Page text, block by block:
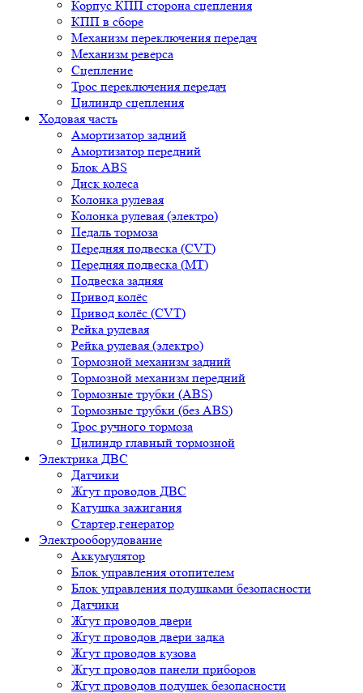
Корпус КПП сторона сцепления
КПП в сборе
Механизм переключения передач
Механизм реверса
Сцепление
Трос переключения передач
Цилиндр сцепления
Ходовая часть
Амортизатор задний
Амортизатор передний
Блок ABS
Диск колеса
Колонка рулевая
Колонка рулевая (электро)
Педаль тормоза
Передняя подвеска (CVT)
Передняя подвеска (MT)
Подвеска задняя
Привод колёс
Привод колёс (CVT)
Рейка рулевая
Рейка рулевая (электро)
Тормозной механизм задний
Тормозной механизм передний
Тормозные трубки (ABS)
Тормозные трубки (без ABS)
Трос ручного тормоза
Цилиндр главный тормозной
Электрика ДВС
Датчики
Жгут проводов ДВС
Катушка зажигания
Стартер,генератор
Электрооборудование
Аккумулятор
Блок управления отопителем
Блок управления подушками безопасности
Датчики
Жгут проводов двери
Жгут проводов двери задка
Жгут проводов кузова
Жгут проводов панели приборов
Жгут проводов подушек безопасности